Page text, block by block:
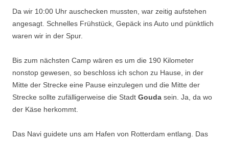
Da wir 10:00 Uhr auschecken mussten, war zeitig aufstehen
angesagt. Schnelles Frühstück, Gepäck ins Auto und pünktlich
waren wir in der Spur.
Bis zum nächsten Camp wären es um die 190 Kilometer
nonstop gewesen, so beschloss ich schon zu Hause, in der
Mitte der Strecke eine Pause einzulegen und die Mitte der
Strecke sollte zufälligerweise die Stadt Gouda sein. Ja, da wo
der Käse herkommt.
Das Navi guidete uns am Hafen von Rotterdam entlang. Das